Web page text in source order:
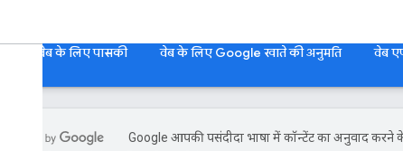
वेब के लिए पासकी वेब के लिए Google खाते की अनुमति वेब
Google आपकी पसंदीदा भाषा में कॉन्टेंट का अनुवाद करने